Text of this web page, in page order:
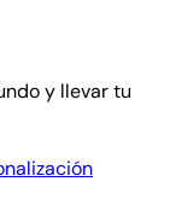
y llevar tu